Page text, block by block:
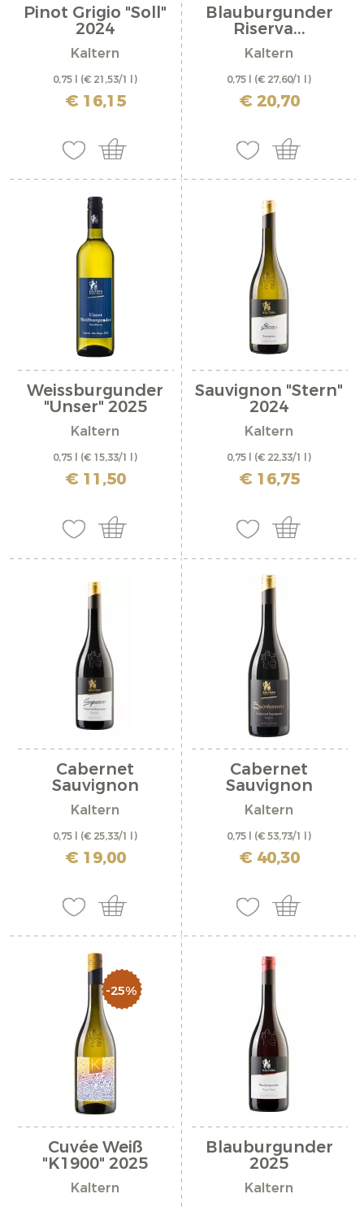
Pinot Grigio "Soll"
2024
Kaltern
0,75 l (€ 21,53/1 l)
inkl. MwSt. zzgl. Versandkosten
€ 16,15
Blauburgunder
Riserva...
Kaltern
0,75 l (€ 27,60/1 l)
inkl. MwSt. zzgl. Versandkosten
€ 20,70
Weissburgunder
"Unser" 2025
Kaltern
0,75 l (€ 15,33/1 l)
inkl. MwSt. zzgl. Versandkosten
€ 11,50
Sauvignon "Stern"
2024
Kaltern
0,75 l (€ 22,33/1 l)
inkl. MwSt. zzgl. Versandkosten
€ 16,75
Cabernet
Sauvignon
Riserva...
Kaltern
0,75 l (€ 25,33/1 l)
inkl. MwSt. zzgl. Versandkosten
€ 19,00
Cabernet
Sauvignon
Riserva...
Kaltern
0,75 l (€ 53,73/1 l)
inkl. MwSt. zzgl. Versandkosten
€ 40,30
-25%
Cuvée Weiß
"K1900" 2025
Kaltern
Blauburgunder
2025
Kaltern